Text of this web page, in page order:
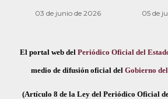
03 de junio de 2026 05 de
El portal web del Periódico Oficial del
medio de difusión oficial del Gobierno
(Artículo 8 de la Ley del Periódico Oficial